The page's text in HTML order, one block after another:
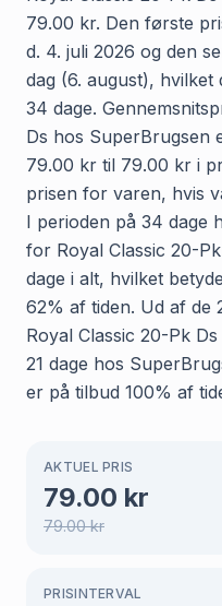
79.00 kr. Den første
d. 4. juli 2026 og den
dag (6. august),
34 dage.
Ds hos SuperBrugsen
79.00 kr til 79.00 kr i
prisen for varen, hvis
I perioden på 34 dage
for Royal Classic 20-
dage i alt, hvilket
62% af tiden. Ud af de
Royal Classic 20-Pk
21 dage hos
er på tilbud 100% af
AKTUEL PRIS
79.00 kr
79.00kr
PRISINTERVAL